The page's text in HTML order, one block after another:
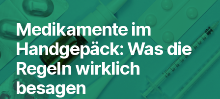
Medikamente im
Handgepäck: Was die
Regeln wirklich
besagen